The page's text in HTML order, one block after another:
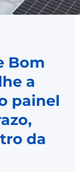
Bom
a
painel
da